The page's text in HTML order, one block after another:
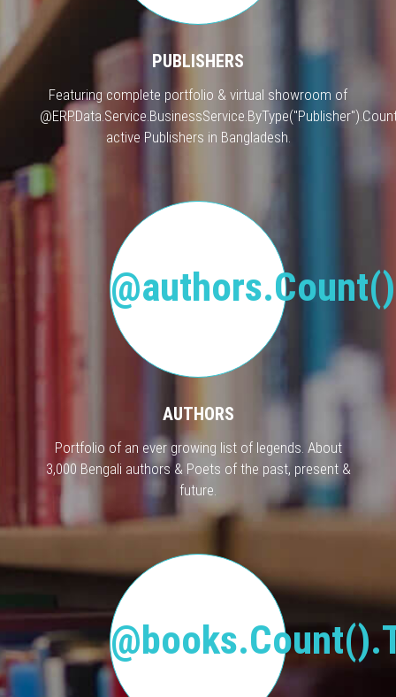
PUBLISHERS
Featuring complete portfolio & virtual showroom of
active Publishers in Bangladesh.
AUTHORS
Portfolio of an ever growing list of legends. About
3,000 Bengali authors & Poets of the past, present &
future.